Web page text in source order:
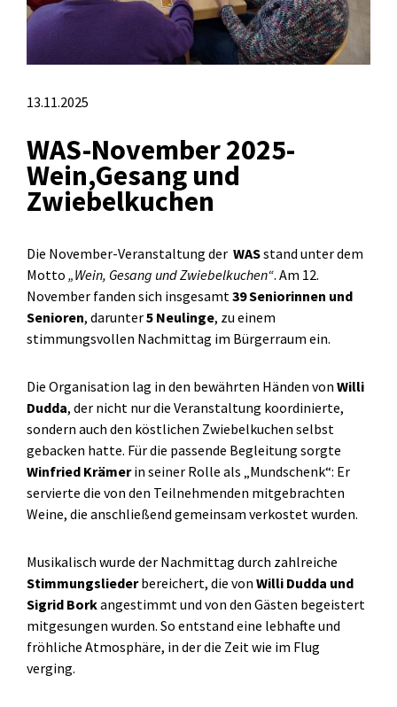
13.11.2025
WAS-November 2025-
Wein,Gesang und
Zwiebelkuchen
Die November-Veranstaltung der WASstand unter dem
Motto „Wein, Gesang und Zwiebelkuchen“. Am 12.
November fanden sich insgesamt 39 Seniorinnen und
Senioren, darunter5 Neulinge, zu einem
stimmungsvollen Nachmittag im Bürgerraum ein.
Die Organisation lag in den bewährten Händen von Willi
Dudda, der nicht nur die Veranstaltung koordinierte,
sondern auch den köstlichen Zwiebelkuchen selbst
gebacken hatte. Für die passende Begleitung sorgte
Winfried Krämerin seiner Rolle als „Mundschenk“: Er
servierte die von den Teilnehmenden mitgebrachten
Weine, die anschließend gemeinsam verkostet wurden.
Musikalisch wurde der Nachmittag durch zahlreiche
Stimmungsliederbereichert, die von Willi Dudda und
Sigrid Borkangestimmt und von den Gästen begeistert
mitgesungen wurden. So entstand eine lebhafte und
fröhliche Atmosphäre, in der die Zeit wie im Flug
verging.